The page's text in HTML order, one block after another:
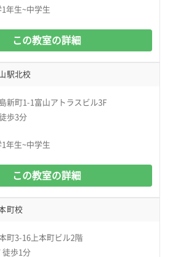
1年生~中学生
この教室の詳細
駅北校
新町1-1富山アトラスビル3F
歩3分
1年生~中学生
この教室の詳細
町校
町3-16上本町ビル2階
徒歩1分